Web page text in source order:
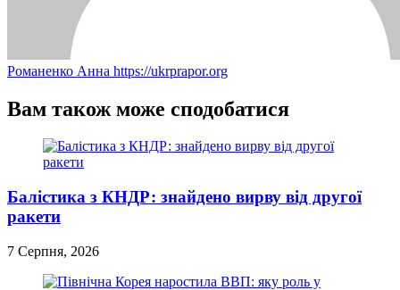
Романенко Анна https://ukrprapor.org
Вам також може сподобатися
Балістика з КНДР: знайдено вирву від другої
ракети
7 Серпня, 2026